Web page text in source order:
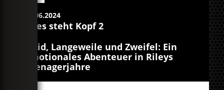
13.06.2024
Alles steht Kopf 2
Neid, Langeweile und Zweifel: Ein
emotionales Abenteuer in Rileys
Teenagerjahre